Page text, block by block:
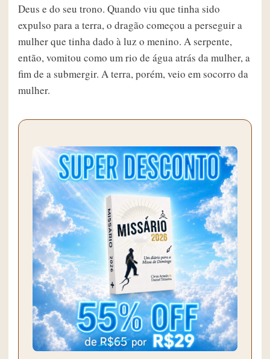
Deus e do seu trono. Quando viu que tinha sido
expulso para a terra, o dragão começou a perseguir a
mulher que tinha dado à luz o menino. A serpente,
então, vomitou como um rio de água atrás da mulher, a
fim de a submergir. A terra, porém, veio em socorro da
mulher.